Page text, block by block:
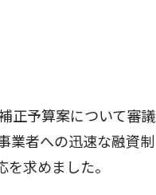
正予算案について審議
業者への迅速な融資制
求めました。